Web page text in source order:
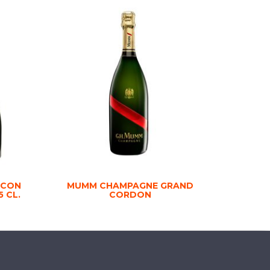
CL.
MUMM CHAMPAGNE GRAND
CORDON